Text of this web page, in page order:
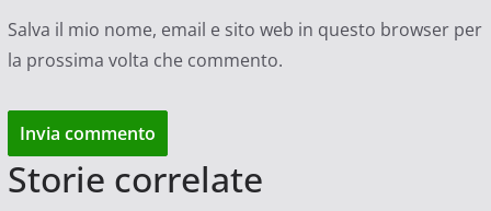
Salva il mio nome, email e sito web in questo browser per
la prossima volta che commento.
Storie correlate